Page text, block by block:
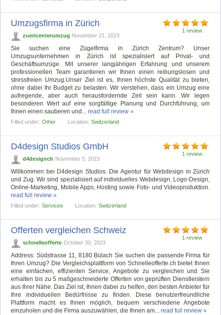
1 review
Umzugsfirma in Zürich
zuericenterumzug November 21, 2023
Sie suchen eine Zügelfirma in Zürich Zentrum? Unser
Umzugsunternehmen in Zürich ist spezialisiert auf Privat- und
Geschäftsumzüge. Mit unserer langjährigen Erfahrung und unserem
professionellen Team garantieren wir Ihnen einen reibungslosen und
stressfreien Umzug.Unser Ziel ist es, Ihnen höchste Qualität zu bieten,
ohne dabei Ihr Budget zu belasten. Wir verstehen, dass ein Umzug eine
aufregende, aber auch herausfordernde Zeit sein kann. Wir legen
besonderen Wert auf eine sorgfältige Planung und Durchführung, um
Ihnen einen sauberen und...read full review »
Filled under: Other Location: Switzerland
1 review
D4design Studios GmbH
d4designch November 5, 2023
Willkommen bei D4design Studios. Die Agentur für Webdesign in Zürich
und Zug. Wir sind spezialisiert auf individuelles Webdesign, Logo-Design,
Online-Marketing, Mobile Apps, Hosting sowie Foto- und Videoproduktion.
read full review »
Filled under: Services Location: Switzerland
1 review
Offerten vergleichen Schweiz
schnelleofferte October 30, 2023
Address: Südstrasse 11, 8180 Bülach Sie suchen die passende Firma für
Ihren Umzug? Die Vergleichsplattform von Schnelleofferte.ch bietet Ihnen
eine einfachen, effizienten Service, Angebote zu vergleichen und Sie
erhalten bis zu 5 maßgeschneiderte Offerten von geprüften Dienstleistern
aus Ihrer Nähe. Das Ziel ist, Ihnen dabei zu helfen, den besten Anbieter für
Ihre individuellen Bedürfnisse zu finden. Diese benutzerfreundliche
Plattform macht es Ihnen möglich, bequem verschiedene Angebote
einzuholen und die Firma auszuwählen, die Ihnen am...read full review »